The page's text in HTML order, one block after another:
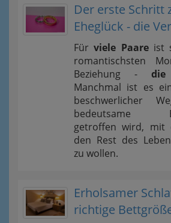
Der erste Schritt
Eheglück - die
Fürviele Paareist
romantischsten
Beziehung - die
Manchmal ist es
beschwerlicher
bedeutsame
getroffen wird, mit
den Rest des
zu wollen.
Erholsamer
richtige